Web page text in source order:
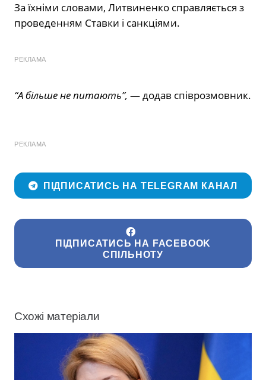
За їхніми словами, Литвиненко справляється з
проведенням Ставки і санкціями.
РЕКЛАМА
“А більше не питають”, — додав співрозмовник.
РЕКЛАМА
ПІДПИСАТИСЬ НА TELEGRAM КАНАЛ
ПІДПИСАТИСЬ НА FACEBOOK
СПІЛЬНОТУ
Схожі матеріали